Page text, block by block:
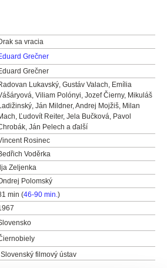
sa vracia
Grečner
Grečner
Lukavský, Gustáv Valach, Emília
Viliam Polónyi, Jozef Čierny, Mikuláš
Ján Mildner, Andrej Mojžiš, Milan
Ľudovít Reiter, Jela Bučková, Pavol
Ján Pelech a ďalší
Rosinec
Voděrka
Ilja Zeljenka
Polomský
min (46-90 min.)
Slovenský filmový ústav